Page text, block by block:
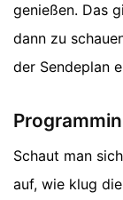
genießen. Das
dann zu
der Sendeplan
Schaut man
auf, wie klug